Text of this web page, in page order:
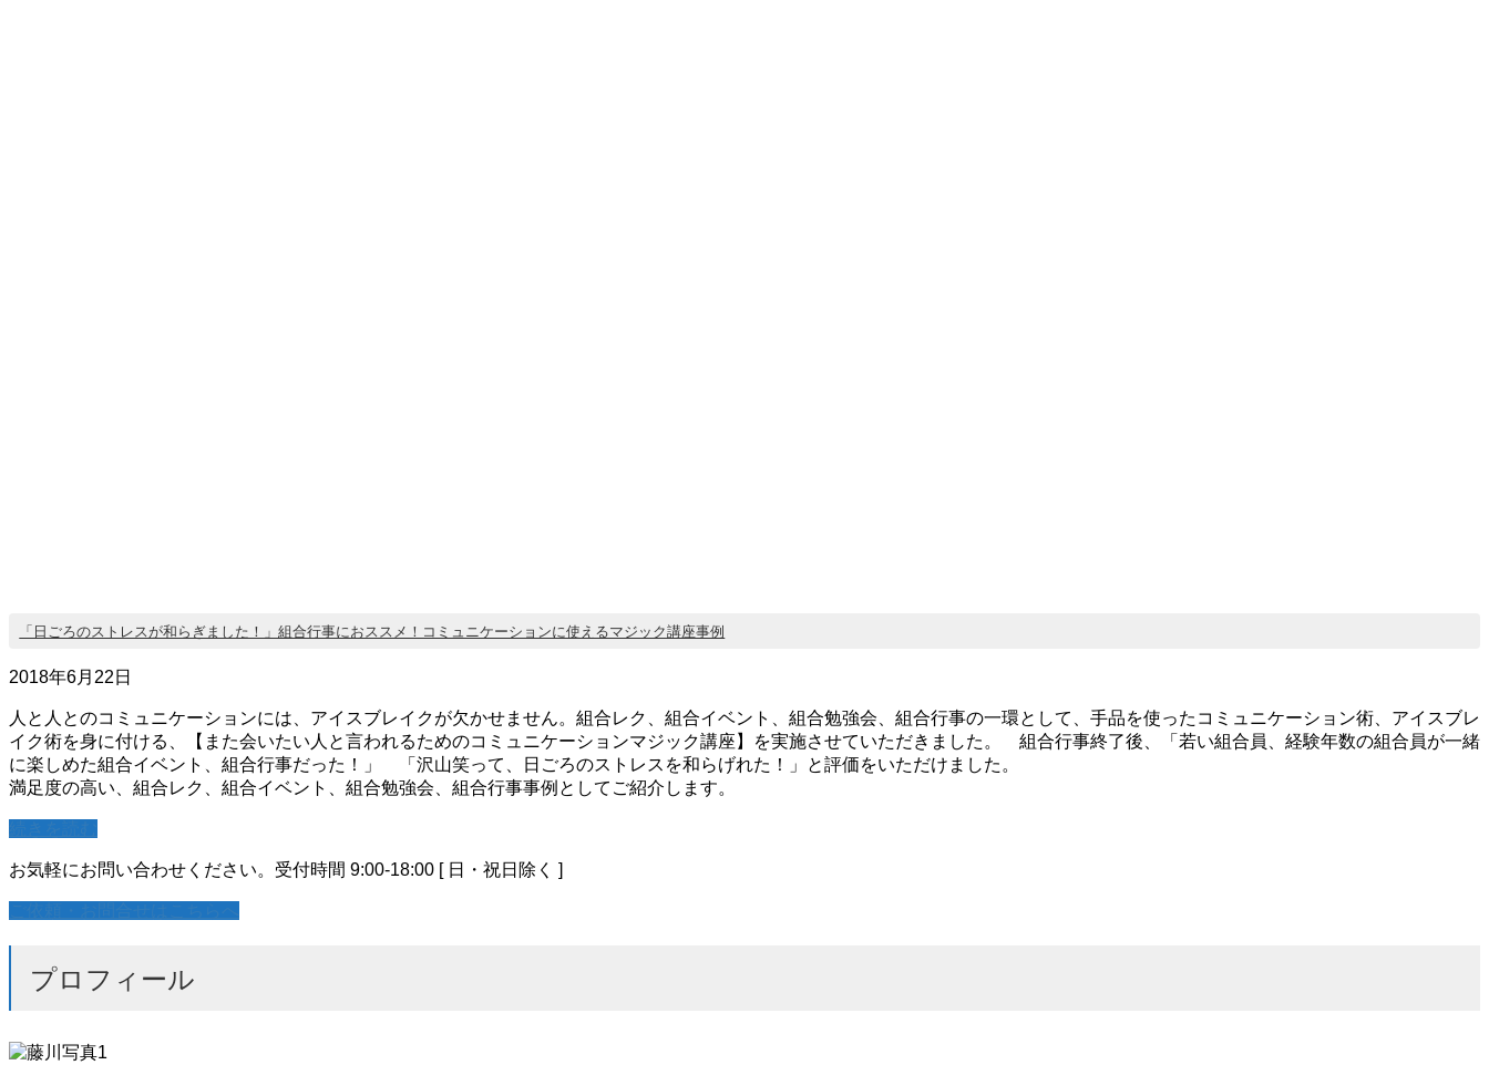
「日ごろのストレスが和らぎました！」組合行事におススメ！コミュニケーションに使えるマジック講座事例
2018年6月22日
人と人とのコミュニケーションには、アイスブレイクが欠かせません。組合レク、組合イベント、組合勉強会、組合行事の一環として、手品を使ったコミュニケーション術、アイスブレ
イク術を身に付ける、【また会いたい人と言われるためのコミュニケーションマジック講座】を実施させていただきました。 組合行事終了後、「若い組合員、経験年数の組合員が一緒
に楽しめた組合イベント、組合行事だった！」 「沢山笑って、日ごろのストレスを和らげれた！」と評価をいただけました。
満足度の高い、組合レク、組合イベント、組合勉強会、組合行事事例としてご紹介します。
お気軽にお問い合わせください。 受付時間 9:00-18:00 [ 日・祝日除く ]
プロフィール